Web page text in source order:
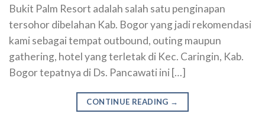
Bukit Palm Resort adalah salah satu penginapan
tersohor dibelahan Kab. Bogor yang jadi rekomendasi
kami sebagai tempat outbound, outing maupun
gathering, hotel yang terletak di Kec. Caringin, Kab.
Bogor tepatnya di Ds. Pancawati ini […]
CONTINUE READING →